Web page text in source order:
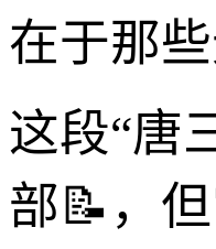
在于那
这段“唐
部📝，